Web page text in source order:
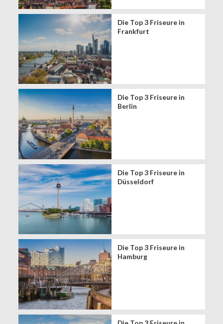
Die Top 3 Friseure in
Frankfurt
Die Top 3 Friseure in
Berlin
Die Top 3 Friseure in
Düsseldorf
Die Top 3 Friseure in
Hamburg